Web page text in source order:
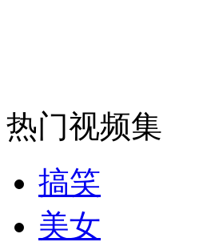
热门视频集
搞笑
美女